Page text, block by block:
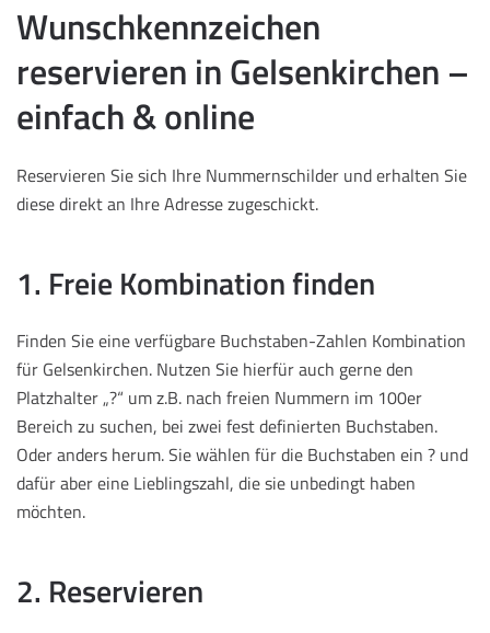
Wunschkennzeichen
reservieren in Gelsenkirchen –
einfach & online
Reservieren Sie sich Ihre Nummernschilder und erhalten Sie
diese direkt an Ihre Adresse zugeschickt.
1. Freie Kombination finden
Finden Sie eine verfügbare Buchstaben-Zahlen Kombination
für Gelsenkirchen. Nutzen Sie hierfür auch gerne den
Platzhalter „?“ um z.B. nach freien Nummern im 100er
Bereich zu suchen, bei zwei fest definierten Buchstaben.
Oder anders herum. Sie wählen für die Buchstaben ein ? und
dafür aber eine Lieblingszahl, die sie unbedingt haben
möchten.
2. Reservieren